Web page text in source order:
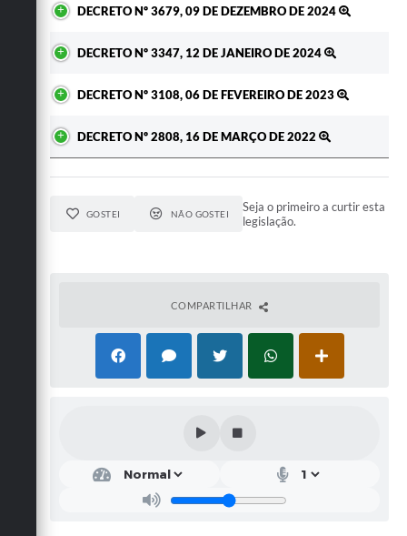
DECRETO Nº 3679, 09 DE DEZEMBRO DE 2024
DECRETO Nº 3347, 12 DE JANEIRO DE 2024
DECRETO Nº 3108, 06 DE FEVEREIRO DE 2023
DECRETO Nº 2808, 16 DE MARÇO DE 2022
GOSTEI NÃO GOSTEI
Seja o primeiro a curtir esta
legislação.
COMPARTILHAR